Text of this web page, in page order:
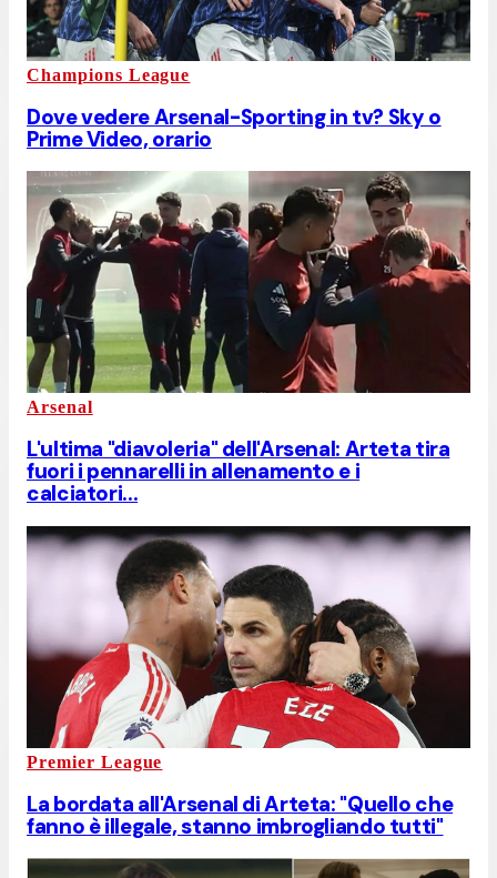
Champions League
Dove vedere Arsenal-Sporting in tv? Sky o
Prime Video, orario
Arsenal
L'ultima "diavoleria" dell'Arsenal: Arteta tira
fuori i pennarelli in allenamento e i
calciatori...
Premier League
La bordata all'Arsenal di Arteta: "Quello che
fanno è illegale, stanno imbrogliando tutti"